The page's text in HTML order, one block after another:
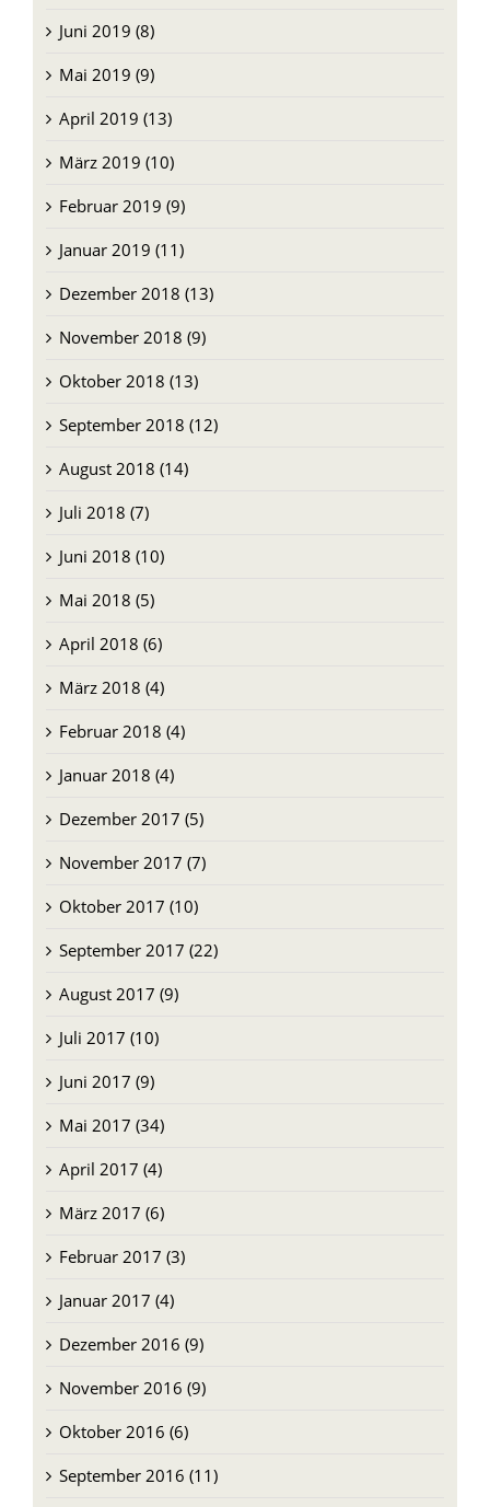
Juni 2019 (8)
Mai 2019 (9)
April 2019 (13)
März 2019 (10)
Februar 2019 (9)
Januar 2019 (11)
Dezember 2018 (13)
November 2018 (9)
Oktober 2018 (13)
September 2018 (12)
August 2018 (14)
Juli 2018 (7)
Juni 2018 (10)
Mai 2018 (5)
April 2018 (6)
März 2018 (4)
Februar 2018 (4)
Januar 2018 (4)
Dezember 2017 (5)
November 2017 (7)
Oktober 2017 (10)
September 2017 (22)
August 2017 (9)
Juli 2017 (10)
Juni 2017 (9)
Mai 2017 (34)
April 2017 (4)
März 2017 (6)
Februar 2017 (3)
Januar 2017 (4)
Dezember 2016 (9)
November 2016 (9)
Oktober 2016 (6)
September 2016 (11)